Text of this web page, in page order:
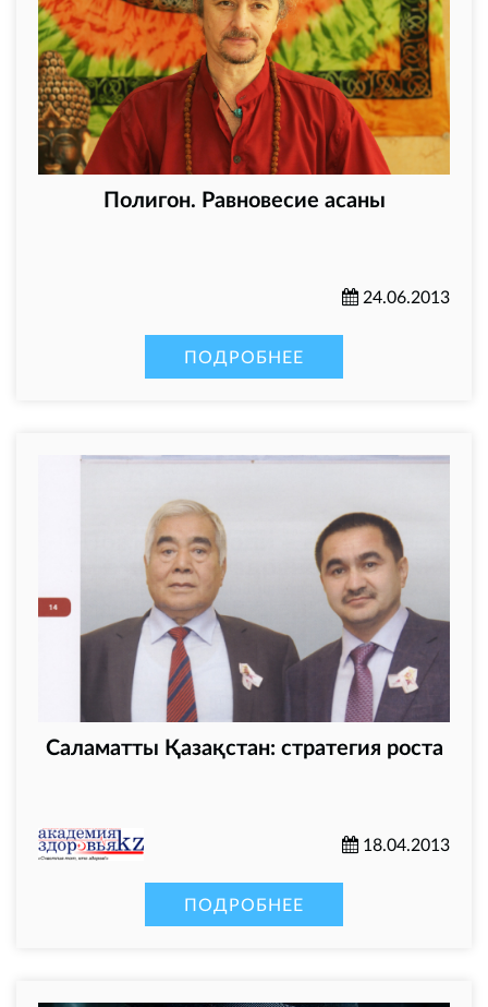
Полигон. Равновесие асаны
24.06.2013
ПОДРОБНЕЕ
Саламатты Қазақстан: стратегия роста
18.04.2013
ПОДРОБНЕЕ